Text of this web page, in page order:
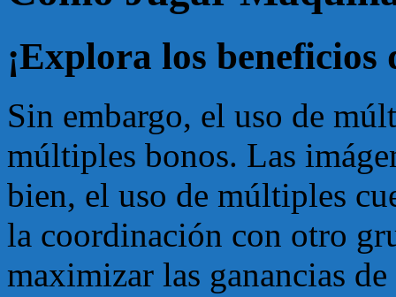
¡Explora los
Sin embargo, el uso de
múltiples bonos. Las
bien, el uso de múltiples
la coordinación con otro
maximizar las ganancias